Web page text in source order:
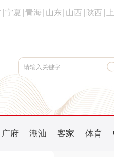
宁夏 青海 山东 山西 陕西
广府 潮汕 客家 体育